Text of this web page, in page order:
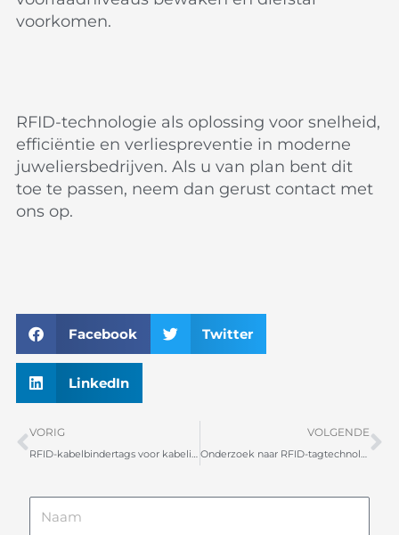
voorkomen.
RFID-technologie als oplossing voor snelheid,
efficiëntie en verliespreventie in moderne
juweliersbedrijven. Als u van plan bent dit
toe te passen, neem dan gerust contact met
ons op.
Facebook Twitter
LinkedIn
Vorige
VORIG VOLGENDE